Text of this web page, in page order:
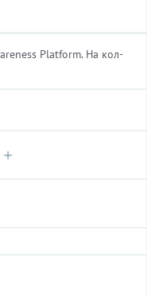
Platform. На кол-